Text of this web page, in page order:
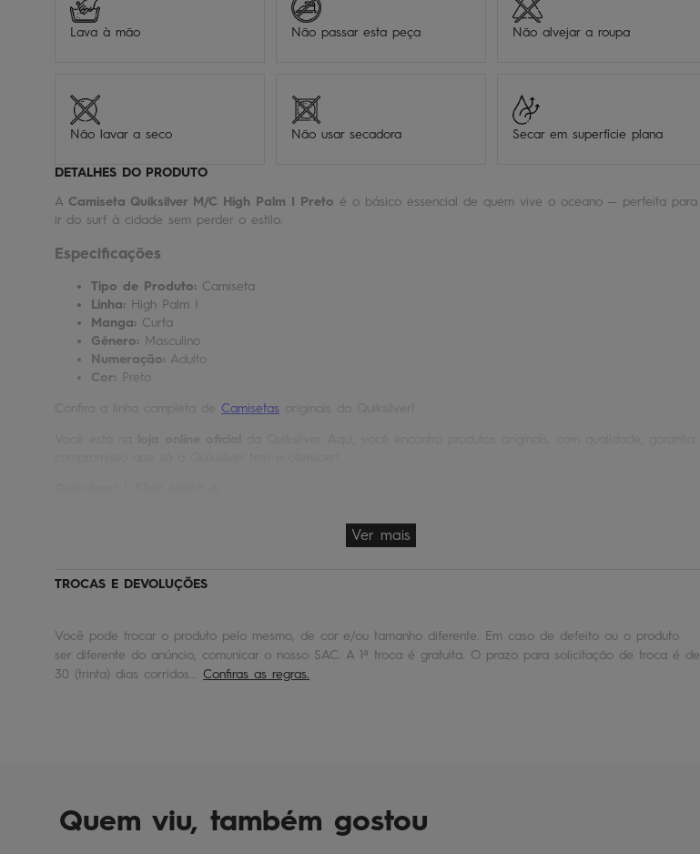
Lava à mão Não passar esta peça Não alvejar a roupa
Não lavar a seco Não usar secadora Secar em superfície plana
DETALHES DO PRODUTO
A Camiseta Quiksilver M/C High Palm I Preto é o básico essencial de quem vive o oceano — perfeita para
ir do surf à cidade sem perder o estilo.
Especificações
Tipo de Produto: Camiseta
Linha: High Palm I
Manga: Curta
Gênero: Masculino
Numeração: Adulto
Cor: Preto
Camisetas
Ver mais
TROCAS E DEVOLUÇÕES
Você pode trocar o produto pelo mesmo, de cor e/ou tamanho diferente. Em caso de defeito ou o produto
ser diferente do anúncio, comunicar o nosso SAC. A 1ª troca é gratuita. O prazo para solicitação de troca é de
30 (trinta) dias corridos... Confiras as regras.
Quem viu, também gostou